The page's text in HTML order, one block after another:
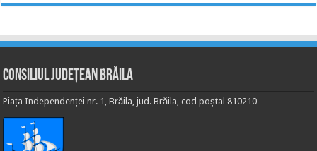
Consiliul Județean Brăila
Piața Independenței nr. 1, Brăila, jud. Brăila, cod poștal 810210